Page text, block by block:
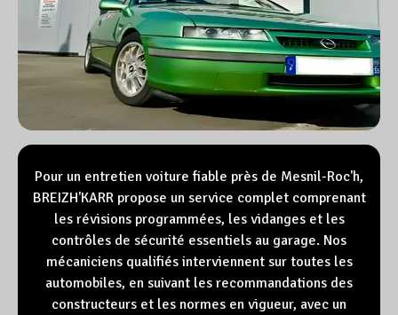
Pour un entretien voiture fiable près de Mesnil-Roc'h,
BREIZH'KARR propose un service complet comprenant
les révisions programmées, les vidanges et les
contrôles de sécurité essentiels au garage. Nos
mécaniciens qualifiés interviennent sur toutes les
automobiles, en suivant les recommandations des
constructeurs et les normes en vigueur, avec un